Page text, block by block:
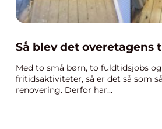
Så blev det overetagens
Med to små børn, to fuldtidsjobs
fritidsaktiviteter, så er det så som
renovering. Derfor har...